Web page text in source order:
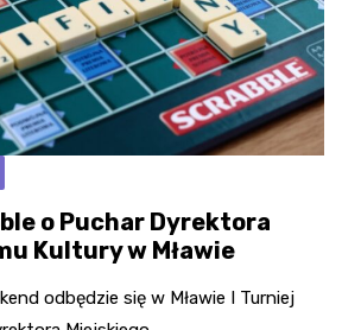
o Puchar Dyrektora
Kultury w Mławie
odbędzie się w Mławie I Turniej